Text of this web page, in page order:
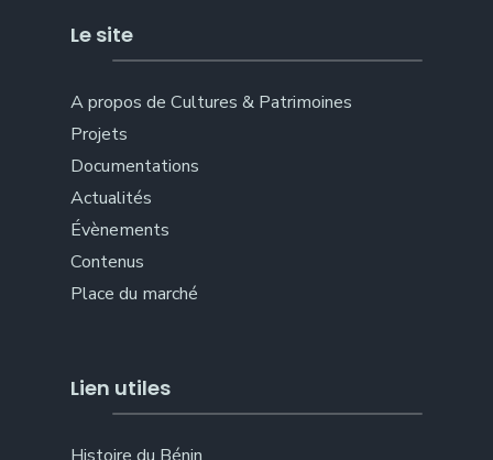
Le site
A propos de Cultures & Patrimoines
Projets
Documentations
Actualités
Évènements
Contenus
Place du marché
Lien utiles
Histoire du Bénin